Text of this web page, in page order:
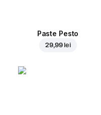
Paste Pesto
29,99 lei